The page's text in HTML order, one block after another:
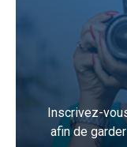
Inscrivez-
afin de